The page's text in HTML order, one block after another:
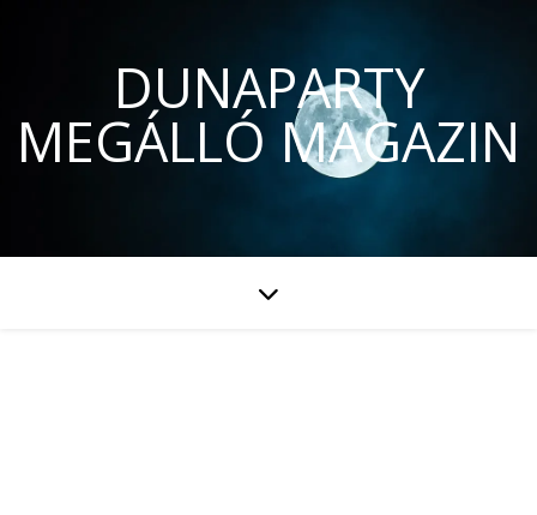
DUNAPARTY
MEGÁLLÓ MAGAZIN